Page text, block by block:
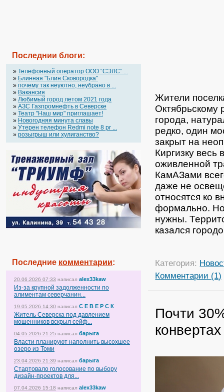
Последнии блоги:
» Телефонный оператор OOO “СЭЛС” ...
» Блинная "Блин.Сковородка"
» почему так неуютно, неубрано в ...
» Вакансия
» Любимый город летом 2021 года
» АЗС Газпромнефть в Северске
» Театр "Наш мир" приглашает!
» Новогодняя минута славы
» Утерен телефон Redmi note 8 pr ...
» розыгрыш или хулиганство?
Последние комментарии:
20.06.2026 07:33 написал alex33kaw
Из-за крупной задолженности по
алиментам северчанин...
19.05.2026 14:30 написал С Е В Е Р С К
Житель Северска под давлением
мошенников вскрыл сейф...
04.05.2026 21:25 написал барыга
Власти планируют наполнить высохшее
озеро из Томи
23.04.2026 21:39 написал барыга
Стартовало голосование по выбору
дизайн-проектов для...
07.04.2026 15:18 написал alex33kaw
Жители
Октябрьскому
города,
редко, один
закрыт на
Киргизку
оживленной
КамАЗами
даже не
относятся ко
формально.
нужны.
казался
Категория:
Комментарии (1)
Почти
конвертах